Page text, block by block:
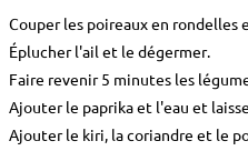
Couper les poireaux en rondelles
Éplucher l'ail et le dégermer.
Faire revenir 5 minutes les
Ajouter le paprika et l'eau et
Ajouter le kiri, la coriandre et le